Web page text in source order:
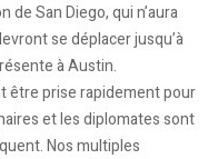
San Diego, qui n’aura
se déplacer jusqu’à
à Austin.
être prise rapidement pour
et les diplomates sont
Nos multiples